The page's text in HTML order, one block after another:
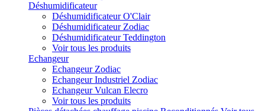
Déshumidificateur
Déshumidificateur O'Clair
Déshumidificateur Zodiac
Déshumidificateur Teddington
Voir tous les produits
Echangeur
Echangeur Zodiac
Echangeur Industriel Zodiac
Echangeur Vulcan Elecro
Voir tous les produits